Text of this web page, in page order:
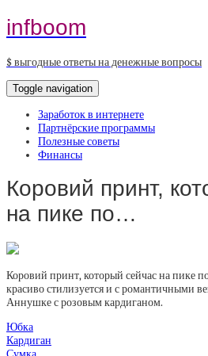
infboom
$ выгодные ответы на денежные вопросы
Toggle navigation
Заработок в интернете
Партнёрские программы
Полезные советы
Финансы
Коровий принт,
на пике по…
Коровий принт, который сейчас на пике
красиво стилизуется и с романтичными
Аннушке с розовым кардиганом.
Юбка
Кардиган